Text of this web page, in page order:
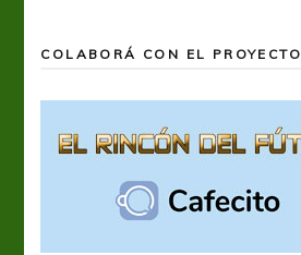
COLABORÁ CON EL PROYECTO